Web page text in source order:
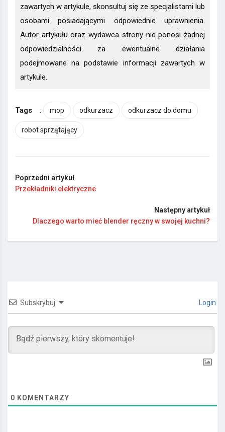
zawartych w artykule, skonsultuj się ze specjalistami lub
osobami posiadającymi odpowiednie uprawnienia.
Autor artykułu oraz wydawca strony nie ponosi żadnej
odpowiedzialności za ewentualne działania
podejmowane na podstawie informacji zawartych w
artykule.
Tags : mop odkurzacz odkurzacz do domu
robot sprzątający
Poprzedni artykuł
Przekładniki elektryczne
Następny artykuł
Dlaczego warto mieć blender ręczny w swojej kuchni?
Subskrybuj Login
0 KOMENTARZY